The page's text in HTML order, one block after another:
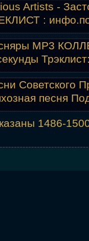
Artists -
: инфо.
MP3
Советского
песня
1486-